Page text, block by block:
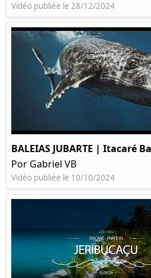
Vidéo publiée le 28/12/2024
BALEIAS JUBARTE | Itacaré
Por Gabriel VB
Vidéo publiée le 10/10/2024